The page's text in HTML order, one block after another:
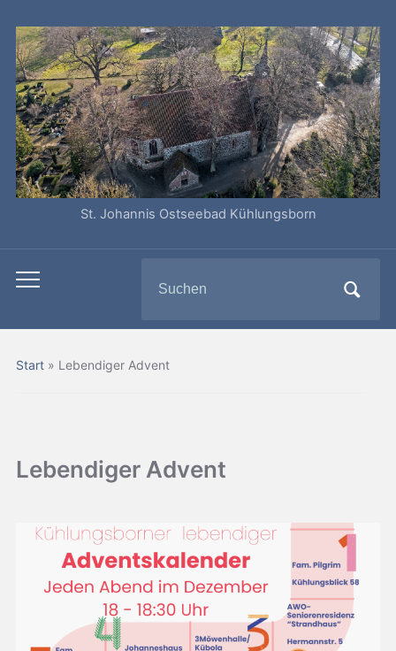
St. Johannis Ostseebad Kühlungsborn
Toggle
menu
for:
Start» Lebendiger Advent
Lebendiger Advent